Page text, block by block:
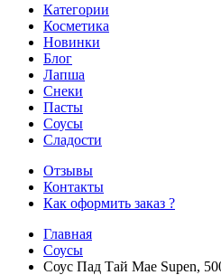
Категории
Косметика
Новинки
Блог
Лапша
Снеки
Пасты
Соусы
Сладости
Отзывы
Контакты
Как оформить заказ ?
Главная
Соусы
Соус Пад Тай Mae Supen,